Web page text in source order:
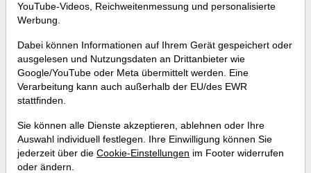
Überzeugende Wachstumsaktien
nach der CANSLIM-Strategie von
William O‘ Neil
YouTube-Videos, Reichweitenmessung und personalisierte
Werbung.
Dabei können Informationen auf Ihrem Gerät gespeichert oder
ausgelesen und Nutzungsdaten an Drittanbieter wie
Google/YouTube oder Meta übermittelt werden. Eine
Verarbeitung kann auch außerhalb der EU/des EWR
stattfinden.
Sie können alle Dienste akzeptieren, ablehnen oder Ihre
Auswahl individuell festlegen. Ihre Einwilligung können Sie
jederzeit über die Cookie-Einstellungen im Footer widerrufen
oder ändern.